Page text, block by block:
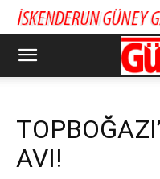
AVI!